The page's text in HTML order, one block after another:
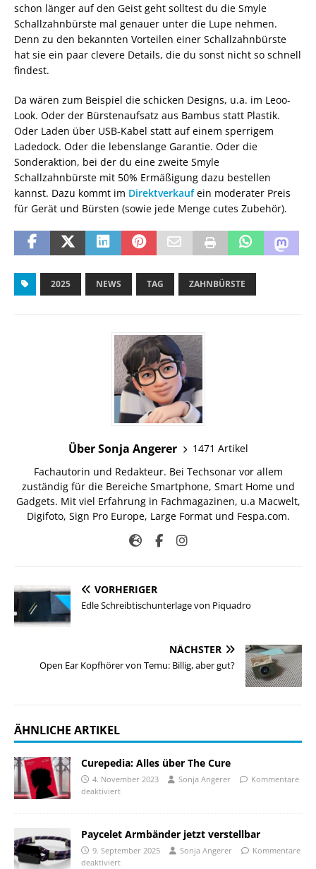
schon länger auf den Geist geht solltest du die Smyle
Schallzahnbürste mal genauer unter die Lupe nehmen.
Denn zu den bekannten Vorteilen einer Schallzahnbürste
hat sie ein paar clevere Details, die du sonst nicht so schnell
findest.
Da wären zum Beispiel die schicken Designs, u.a. im Leoo-
Look. Oder der Bürstenaufsatz aus Bambus statt Plastik.
Oder Laden über USB-Kabel statt auf einem sperrigem
Ladedock. Oder die lebenslange Garantie. Oder die
Sonderaktion, bei der du eine zweite Smyle
Schallzahnbürste mit 50% Ermäßigung dazu bestellen
kannst. Dazu kommt im Direktverkaufein moderater Preis
für Gerät und Bürsten (sowie jede Menge cutes Zubehör).
2025 NEWS TAG ZAHNBÜRSTE
Über Sonja Angerer
1471 Artikel
Fachautorin und Redakteur. Bei Techsonar vor allem
zuständig für die Bereiche Smartphone, Smart Home und
Gadgets. Mit viel Erfahrung in Fachmagazinen, u.a Macwelt,
Digifoto, Sign Pro Europe, Large Format und Fespa.com.
VORHERIGER
Edle Schreibtischunterlage von Piquadro
NÄCHSTER
Open Ear Kopfhörer von Temu: Billig, aber gut?
ÄHNLICHE ARTIKEL
Curepedia: Alles über The Cure
4. November 2023 Sonja Angerer
Kommentare
deaktiviert
Paycelet Armbänder jetzt verstellbar
9. September 2025 Sonja Angerer
Kommentare
deaktiviert